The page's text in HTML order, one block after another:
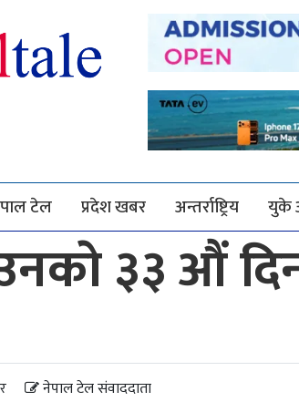
टेल प्रदेश खबर अन्तर्राष्ट्रिय युके
३३ औं
नेपाल टेल संवाददाता